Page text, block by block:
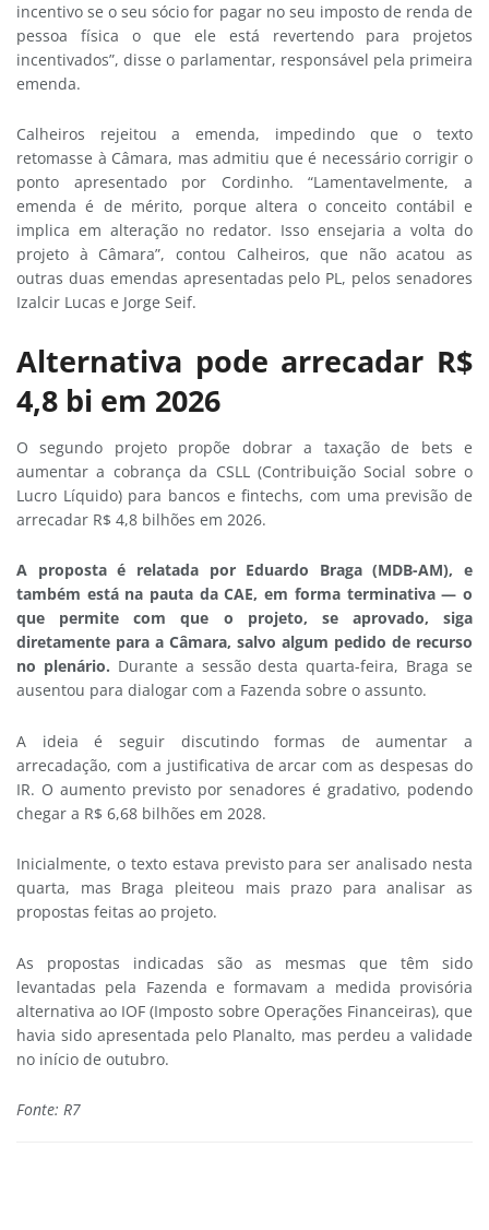
incentivo se o seu sócio for pagar no seu imposto de renda de
pessoa física o que ele está revertendo para projetos
incentivados”, disse o parlamentar, responsável pela primeira
emenda.
Calheiros rejeitou a emenda, impedindo que o texto
retomasse à Câmara, mas admitiu que é necessário corrigir o
ponto apresentado por Cordinho. “Lamentavelmente, a
emenda é de mérito, porque altera o conceito contábil e
implica em alteração no redator. Isso ensejaria a volta do
projeto à Câmara”, contou Calheiros, que não acatou as
outras duas emendas apresentadas pelo PL, pelos senadores
Izalcir Lucas e Jorge Seif.
Alternativa pode arrecadar R$
4,8 bi em 2026
O segundo projeto propõe dobrar a taxação de bets e
aumentar a cobrança da CSLL (Contribuição Social sobre o
Lucro Líquido) para bancos e fintechs, com uma previsão de
arrecadar R$ 4,8 bilhões em 2026.
A proposta é relatada por Eduardo Braga (MDB-AM), e
também está na pauta da CAE, em forma terminativa — o
que permite com que o projeto, se aprovado, siga
diretamente para a Câmara, salvo algum pedido de recurso
no plenário. Durante a sessão desta quarta-feira, Braga se
ausentou para dialogar com a Fazenda sobre o assunto.
A ideia é seguir discutindo formas de aumentar a
arrecadação, com a justificativa de arcar com as despesas do
IR. O aumento previsto por senadores é gradativo, podendo
chegar a R$ 6,68 bilhões em 2028.
Inicialmente, o texto estava previsto para ser analisado nesta
quarta, mas Braga pleiteou mais prazo para analisar as
propostas feitas ao projeto.
As propostas indicadas são as mesmas que têm sido
levantadas pela Fazenda e formavam a medida provisória
alternativa ao IOF (Imposto sobre Operações Financeiras), que
havia sido apresentada pelo Planalto, mas perdeu a validade
no início de outubro.
Fonte: R7